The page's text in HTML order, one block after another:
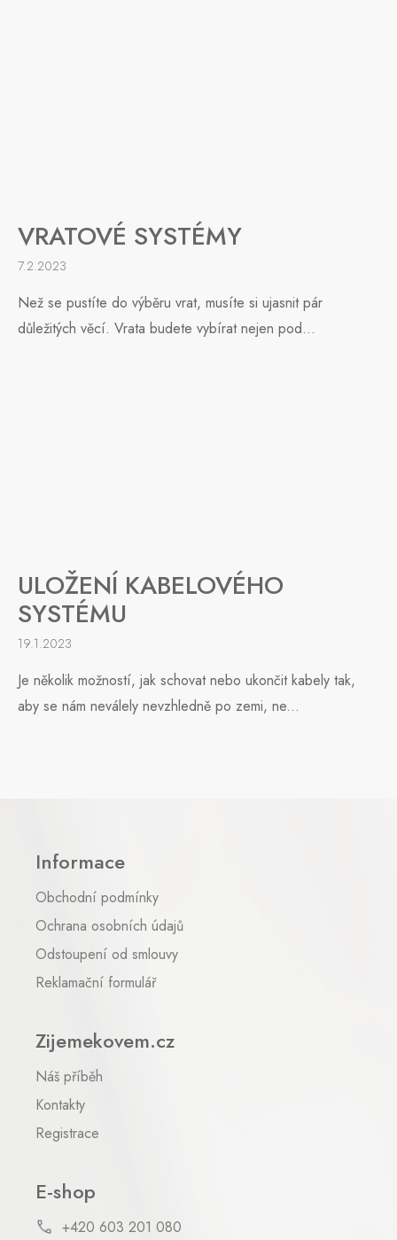
VRATOVÉ SYSTÉMY
7.2.2023
Než se pustíte do výběru vrat, musíte si ujasnit pár
důležitých věcí. Vrata budete vybírat nejen pod...
ULOŽENÍ KABELOVÉHO
SYSTÉMU
19.1.2023
Je několik možností, jak schovat nebo ukončit kabely tak,
aby se nám neválely nevzhledně po zemi, ne...
Informace
Obchodní podmínky
Ochrana osobních údajů
Odstoupení od smlouvy
Reklamační formulář
Zijemekovem.cz
Náš příběh
Kontakty
Registrace
E-shop
+420 603 201 080